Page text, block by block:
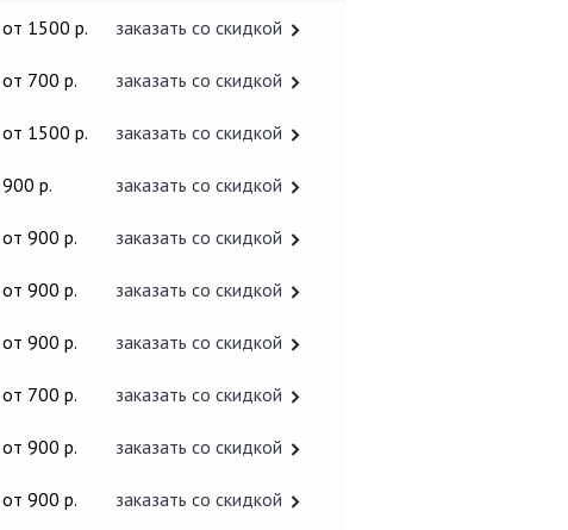
от 1500 р. заказать со скидкой
от 700 р. заказать со скидкой
от 1500 р. заказать со скидкой
900 р. заказать со скидкой
от 900 р. заказать со скидкой
от 900 р. заказать со скидкой
от 900 р. заказать со скидкой
от 700 р. заказать со скидкой
от 900 р. заказать со скидкой
от 900 р. заказать со скидкой